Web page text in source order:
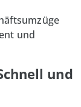
und
und